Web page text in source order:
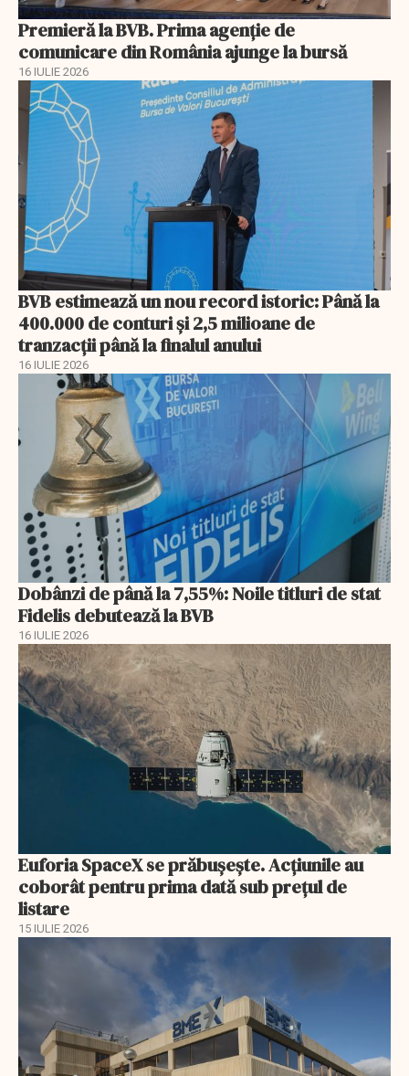
Premieră la BVB. Prima agenție de
comunicare din România ajunge la bursă
16 IULIE 2026
BVB estimează un nou record istoric: Până la
400.000 de conturi și 2,5 milioane de
tranzacții până la finalul anului
16 IULIE 2026
Dobânzi de până la 7,55%: Noile titluri de stat
Fidelis debutează la BVB
16 IULIE 2026
Euforia SpaceX se prăbușește. Acțiunile au
coborât pentru prima dată sub prețul de
listare
15 IULIE 2026